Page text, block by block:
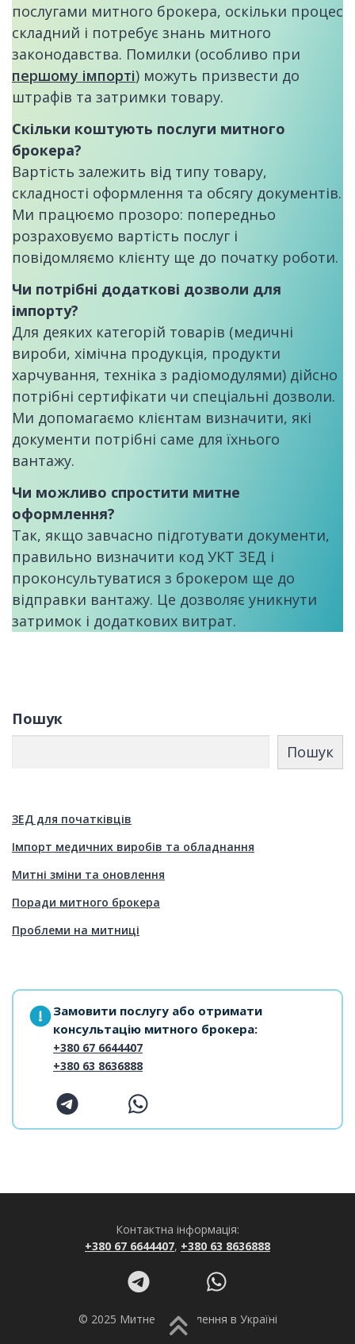
послугами митного брокера, оскільки процес
складний і потребує знань митного
законодавства. Помилки (особливо при
першому імпорті) можуть призвести до
штрафів та затримки товару.
Скільки коштують послуги митного
брокера?
Вартість залежить від типу товару,
складності оформлення та обсягу документів.
Ми працюємо прозоро: попередньо
розраховуємо вартість послуг і
повідомляємо клієнту ще до початку роботи.
Чи потрібні додаткові дозволи для
імпорту?
Для деяких категорій товарів (медичні
вироби, хімічна продукція, продукти
харчування, техніка з радіомодулями) дійсно
потрібні сертифікати чи спеціальні дозволи.
Ми допомагаємо клієнтам визначити, які
документи потрібні саме для їхнього
вантажу.
Чи можливо спростити митне
оформлення?
Так, якщо завчасно підготувати документи,
правильно визначити код УКТ ЗЕД і
проконсультуватися з брокером ще до
відправки вантажу. Це дозволяє уникнути
затримок і додаткових витрат.
Пошук
Пошук
ЗЕД для початківців
Імпорт медичних виробів та обладнання
Митні зміни та оновлення
Поради митного брокера
Проблеми на митниці
Замовити послугу або отримати
консультацію митного брокера:
+380 67 6644407
+380 63 8636888
Контактна інформація:
+380 67 6644407, +380 63 8636888
© 2025 Митне оформлення в Україні